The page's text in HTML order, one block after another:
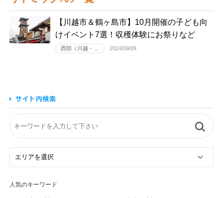
【川越市＆鶴ヶ島市】10月開催の子ども向
けイベント7選！収穫体験にお祭りなど
西部（川越・… 2024/09/09
人気のキーワード